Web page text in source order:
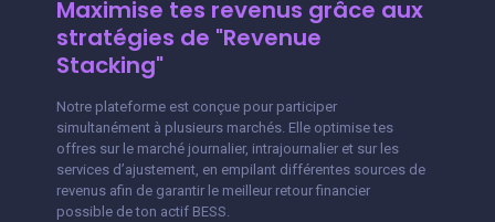
Maximise tes revenus grâce aux
stratégies de "Revenue
Stacking"
Notre plateforme est conçue pour participer
simultanément à plusieurs marchés. Elle optimise tes
offres sur le marché journalier, intrajournalier et sur les
services d’ajustement, en empilant différentes sources de
revenus afin de garantir le meilleur retour financier
possible de ton actif BESS.